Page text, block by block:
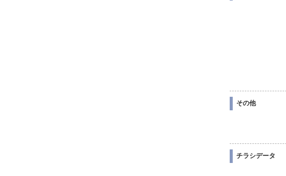
その他
チラシデータ